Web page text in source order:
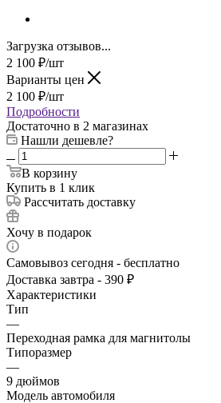
Загрузка отзывов...
2 100 ₽/шт
Варианты цен
2 100 ₽/шт
Подробности
Достаточно в 2 магазинах
Нашли дешевле?
В корзину
Купить в 1 клик
Рассчитать доставку
Хочу в подарок
Самовывоз сегодня - бесплатно
Доставка завтра - 390 ₽
Характеристики
Тип
—
Переходная рамка для магнитолы
Типоразмер
—
9 дюймов
Модель автомобиля